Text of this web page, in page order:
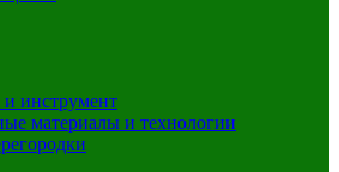
инструмент
материалы и технологии